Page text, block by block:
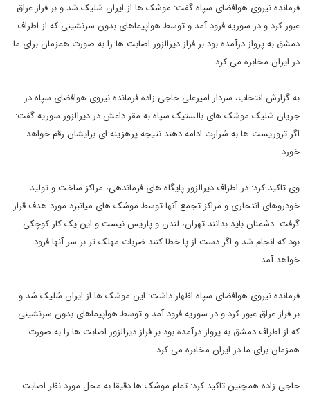
فرمانده نیروی هوافضای سپاه گفت: موشک ها از ایران شلیک شد و بر فراز عراق
عبور کرد و در سوریه فرود آمد و توسط هواپیماهای بدون سرنشینی که از اطراف
دمشق به پرواز درآمده بود بر فراز دیرالزور اصابت ها را به صورت همزمان برای ما
در ایران مخابره می کرد.
به گزارش انتخاب، سردار امیرعلی حاجی زاده فرمانده نیروی هوافضای سپاه در
جریان شلیک موشک های بالستیک سپاه به مقر داعش در دیرالزور سوریه گفت:
اگر تروریست ها به شرارت ادامه دهند نتیجه پرهزینه ای برایشان رقم خواهد
خورد.
وی تاکید کرد: در اطراف دیرالزور پایگاه های فرماندهی، مراکز ساخت و تولید
خودروهای انتحاری و مراکز تجمع آنها توسط موشک های میانبرد مورد هدف قرار
گرفت. دشمنان باید بدانند تهران، لندن و پاریس نیست و این یک کار کوچکی
بود که انجام شد و اگر دست از پا خطا کنند ضربات مهلک تر بر سر آنها فرود
خواهد آمد.
فرمانده نیروی هوافضای سپاه اظهار داشت: این موشک ها از ایران شلیک شد و
بر فراز عراق عبور کرد و در سوریه فرود آمد و توسط هواپیماهای بدون سرنشینی
که از اطراف دمشق به پرواز درآمده بود بر فراز دیرالزور اصابت ها را به صورت
همزمان برای ما در ایران مخابره می کرد.
حاجی زاده همچنین تاکید کرد: تمام موشک ها دقیقا به محل مورد نظر اصابت